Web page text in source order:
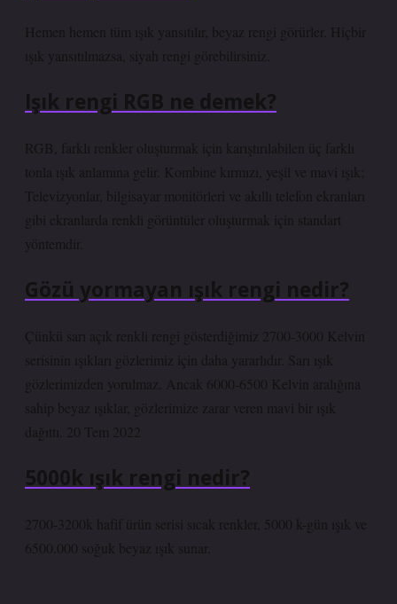
Hemen hemen tüm ışık yansıtılır, beyaz rengi görürler. Hiçbir
ışık yansıtılmazsa, siyah rengi görebilirsiniz.
Işık rengi RGB ne demek?
RGB, farklı renkler oluşturmak için karıştırılabilen üç farklı
tonla ışık anlamına gelir. Kombine kırmızı, yeşil ve mavi ışık;
Televizyonlar, bilgisayar monitörleri ve akıllı telefon ekranları
gibi ekranlarda renkli görüntüler oluşturmak için standart
yöntemdir.
Gözü yormayan ışık rengi nedir?
Çünkü sarı açık renkli rengi gösterdiğimiz 2700-3000 Kelvin
serisinin ışıkları gözlerimiz için daha yararlıdır. Sarı ışık
gözlerimizden yorulmaz. Ancak 6000-6500 Kelvin aralığına
sahip beyaz ışıklar, gözlerimize zarar veren mavi bir ışık
dağıttı. 20 Tem 2022
5000k ışık rengi nedir?
2700-3200k hafif ürün serisi sıcak renkler, 5000 k-gün ışık ve
6500.000 soğuk beyaz ışık sunar.